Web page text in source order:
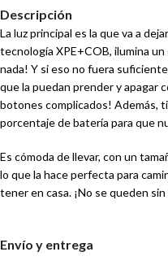
Descripción
La luz principal es la que va a
tecnología XPE+COB, ilumina
nada! Y si eso no fuera
que la puedan prender y apagar
botones complicados! Además,
porcentaje de batería para que
Es cómoda de llevar, con un
lo que la hace perfecta para
tener en casa. ¡No se queden sin
Envío y entrega